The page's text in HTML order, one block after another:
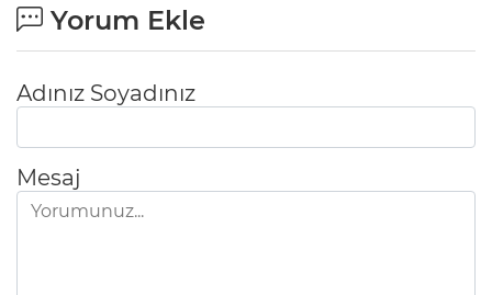
Yorum Ekle
Adınız Soyadınız
Mesaj